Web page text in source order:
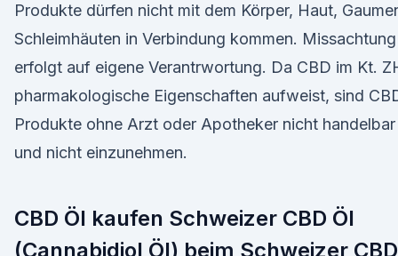
Produkte dürfen nicht mit dem Körper, Haut,
Schleimhäuten in Verbindung kommen. Missachtung
erfolgt auf eigene Verantrwortung. Da CBD im Kt.
pharmakologische Eigenschaften aufweist, sind
Produkte ohne Arzt oder Apotheker nicht handelbar
und nicht einzunehmen.
CBD Öl kaufen Schweizer CBD Öl
(Cannabidiol Öl) beim Schweizer CBD